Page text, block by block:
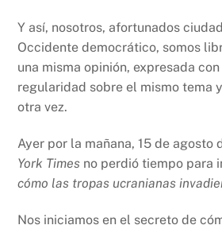
Y así, nosotros, afortunados
Occidente democrático, somos
una misma opinión, expresada
regularidad sobre el mismo tema
otra vez.
Ayer por la mañana, 15 de agosto
York Times no perdió tiempo para
cómo las tropas ucranianas
Nos iniciamos en el secreto de